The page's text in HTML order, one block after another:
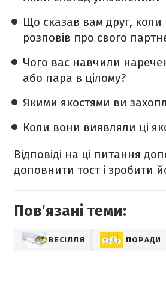
Що сказав вам друг,
розповів про свого
Чого вас навчили
або пара в цілому?
Якими якостями ви
Коли вони виявляли ці
Відповіді на ці питання
доповнити тост і зробити
Пов'язані теми:
ВЕСІЛЛЯ ПОРАДИ